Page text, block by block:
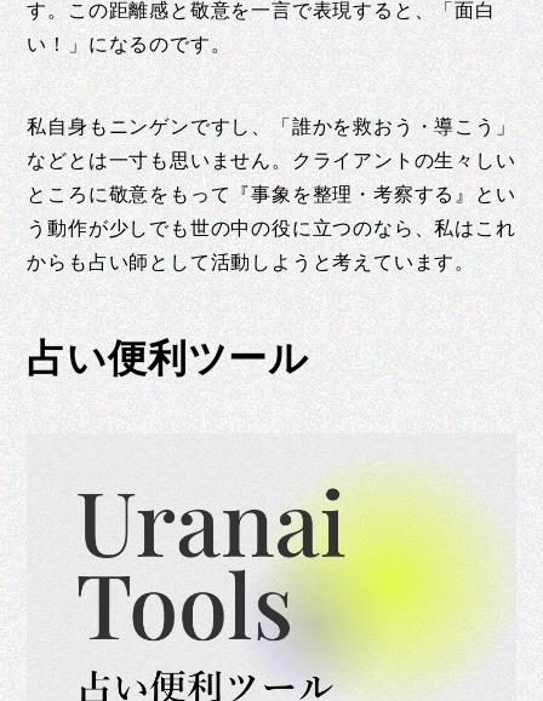
す。この距離感と敬意を一言で表現すると、「面白
い！」になるのです。
私自身もニンゲンですし、「誰かを救おう・導こう」
などとは一寸も思いません。クライアントの生々しい
ところに敬意をもって『事象を整理・考察する』とい
う動作が少しでも世の中の役に立つのなら、私はこれ
からも占い師として活動しようと考えています。
占い便利ツール